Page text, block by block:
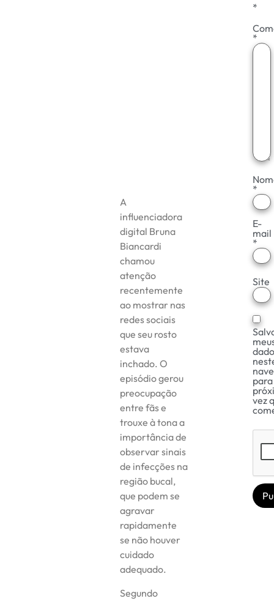
A
influenciadora
digital Bruna
Biancardi
chamou
atenção
recentemente
ao mostrar nas
redes sociais
que seu rosto
estava
inchado. O
episódio gerou
preocupação
entre fãs e
trouxe à tona a
importância de
observar sinais
de infecções na
região bucal,
que podem se
agravar
rapidamente
se não houver
cuidado
adequado.
Segundo
*
*
*
E-
mail
*
Site
vez